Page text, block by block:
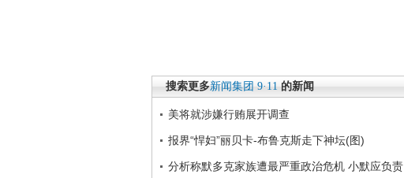
搜索更多新闻集团 9·11 的新闻
美将就涉嫌行贿展开调查
报界“悍妇”丽贝卡-布鲁克斯走下神坛(图)
分析称默多克家族遭最严重政治危机 小默应负责